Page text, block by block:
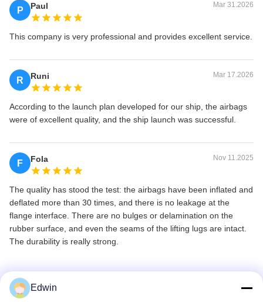
P Paul Mar 31.2026
This company is very professional and provides excellent service.
R Runi Mar 17.2026
According to the launch plan developed for our ship, the airbags
were of excellent quality, and the ship launch was successful.
F Fola Nov 11.2025
The quality has stood the test: the airbags have been inflated and
deflated more than 30 times, and there is no leakage at the
flange interface. There are no bulges or delamination on the
rubber surface, and even the seams of the lifting lugs are intact.
The durability is really strong.
Edwin